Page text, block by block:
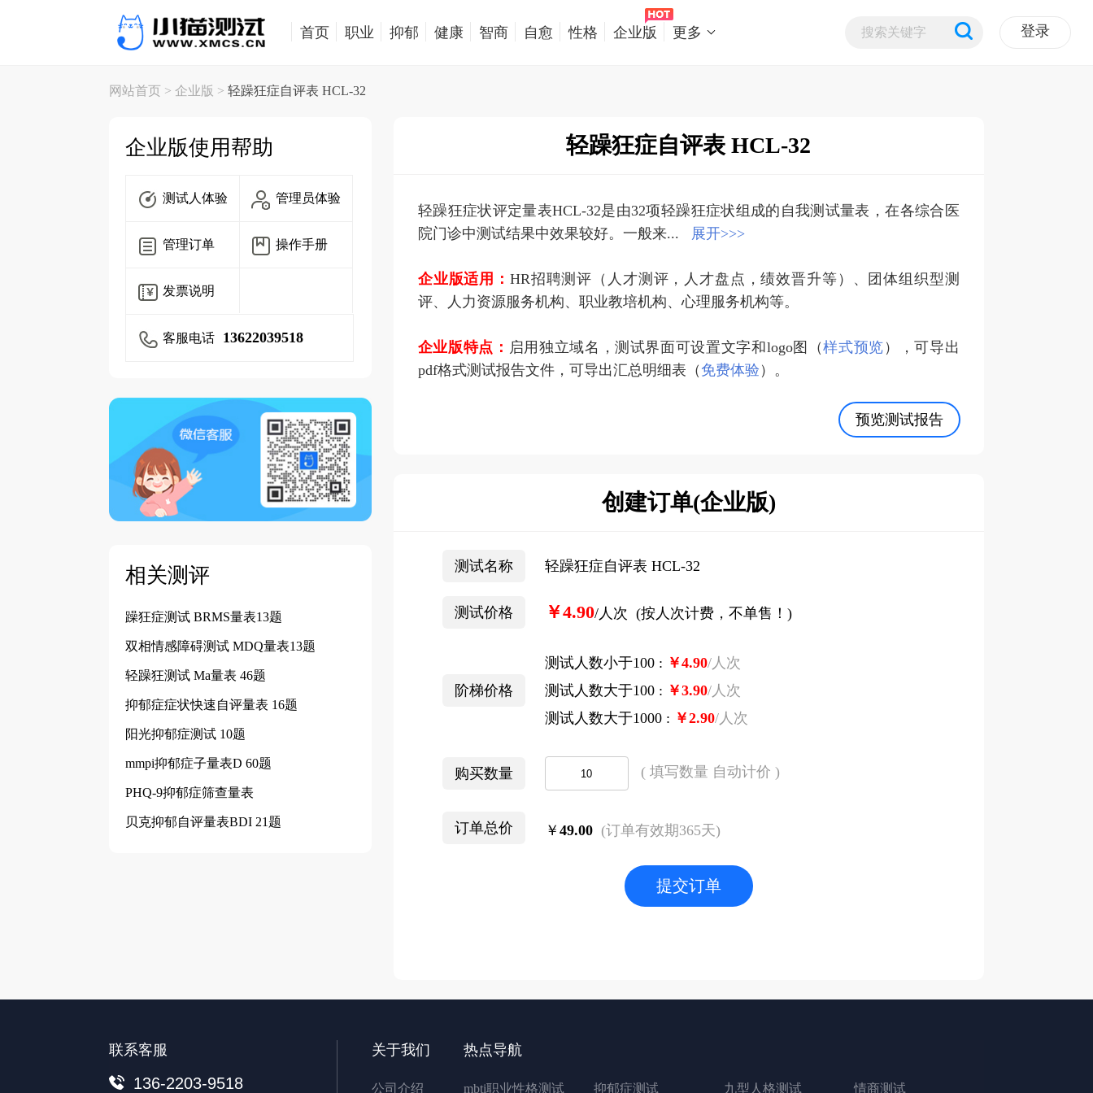
首页 职业 抑郁 健康 智商 自愈 性格 企业版 更多 登录
网站首页 > 企业版 >轻躁狂症自评表 HCL-32
轻躁狂症自评表 HCL-32
预览测试报告
轻躁狂症状评定量表HCL-32是由32项轻躁狂症状组成的自我测试量表，在各综合医
院门诊中测试结果中效果较好。一般来...
展开>>>
企业版适用： HR招聘测评（人才测评，人才盘点，绩效晋升等）、团体组织型测
评、人力资源服务机构、职业教培机构、心理服务机构等。
企业版特点： 启用独立域名，测试界面可设置文字和logo图（样式预览 ），可导出
pdf格式测试报告文件，可导出汇总明细表（ 免费体验 ）。
创建订单(企业版)
测试名称 轻躁狂症自评表 HCL-32
测试价格 ￥4.90/人次 (按人次计费，不单售！)
阶梯价格
测试人数小于100 : ￥4.90/人次
测试人数大于100 : ￥3.90/人次
测试人数大于1000 : ￥2.90/人次
购买数量 ( 填写数量 自动计价 )
订单总价 ￥49.00 (订单有效期365天)
提交订单
企业版使用帮助
测试人体验 管理员体验
管理订单 操作手册
发票说明
客服电话 13622039518
相关测评
躁狂症测试 BRMS量表13题
双相情感障碍测试 MDQ量表13题
轻躁狂测试 Ma量表 46题
抑郁症症状快速自评量表 16题
阳光抑郁症测试 10题
mmpi抑郁症子量表D 60题
PHQ-9抑郁症筛查量表
贝克抑郁自评量表BDI 21题
联系客服
136-2203-9518
关于我们
公司介绍
热点导航
mbti职业性格测试 抑郁症测试 九型人格测试 情商测试